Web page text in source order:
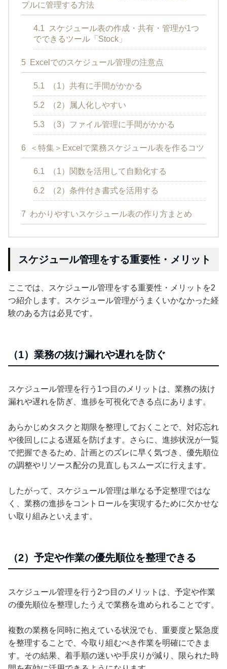
プルに管理する方法
4.1
スケジュール表の作成・共有・管理が1つ
でできるツール「Stock」
5 Excelでのスケジュール管理の注意点
5.1 （1）共有に手間がかかる
5.2 （2）属人化しやすい
5.3 （3）ファイル管理に手間がかかる
6 ＜特集＞Excelで業務スケジュール表を作るコツ
6.1 （1）関数を活用して自動化する
6.2 （2）条件付き書式を活用する
7 わかりやすいスケジュール表の作り方まとめ
スケジュール管理をする重要性・メリット
ここでは、スケジュール管理をする重要性・メリットを2
つ紹介します。スケジュール管理がうまくいかなかった経
験のある方は必見です。
（1）業務の抜け漏れや遅れを防ぐ
スケジュール管理を行う1つ目のメリットは、業務の抜け
漏れや遅れを防ぎ、進捗を可視化できる点にあります。
あらかじめタスクと期限を整理しておくことで、対応忘れ
や後回しによる遅延を防げます。さらに、進捗状況が一覧
で把握できるため、計画とのズレに早く気づき、優先順位
の調整やリソース配分の見直しもスムーズに行えます。
したがって、スケジュール管理は単なる予定整理ではな
く、業務の進捗をコントロールを実現するために欠かせな
い取り組みといえます。
（2）予定や作業の優先順位を整理できる
スケジュール管理を行う2つ目のメリットは、予定や作業
の優先順位を整理したうえで業務を進められることです。
複数の業務を同時に抱えている状況でも、重要度と緊急度
を整理することで、今取り組むべき作業を明確にできま
す。その結果、着手順の迷いや手戻りが減り、限られた時